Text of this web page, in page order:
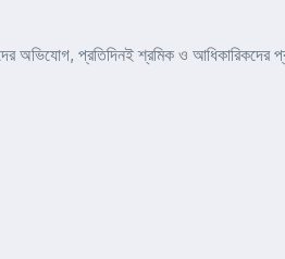
প্রতিদিনই শ্রমিক ও আধিকারিকদের